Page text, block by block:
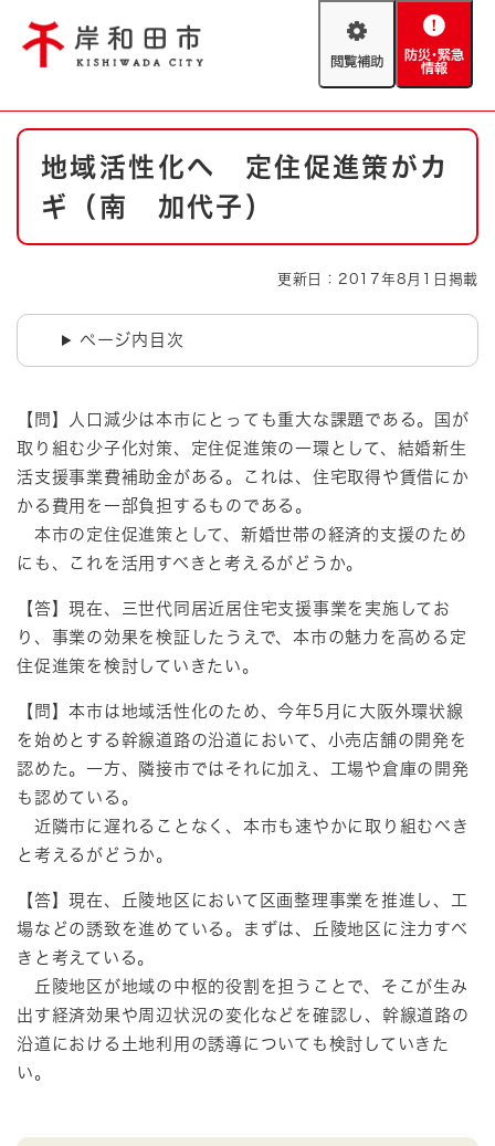
閲
助
防
緊
情
やさしい日本語
防災・緊急情報 救急・消防
ハザードマップ
本
地域活性化へ 定住促進策がカ
ギ（南 加代子）
更新日：2017年8月1日掲載
ページ内目次
【問】人口減少は本市にとっても重大な課題である。国が
取り組む少子化対策、定住促進策の一環として、結婚新生
活支援事業費補助金がある。これは、住宅取得や賃借にか
かる費用を一部負担するものである。
本市の定住促進策として、新婚世帯の経済的支援のため
にも、これを活用すべきと考えるがどうか。
【答】現在、三世代同居近居住宅支援事業を実施してお
り、事業の効果を検証したうえで、本市の魅力を高める定
住促進策を検討していきたい。
【問】本市は地域活性化のため、今年5月に大阪外環状線
を始めとする幹線道路の沿道において、小売店舗の開発を
認めた。一方、隣接市ではそれに加え、工場や倉庫の開発
も認めている。
近隣市に遅れることなく、本市も速やかに取り組むべき
と考えるがどうか。
【答】現在、丘陵地区において区画整理事業を推進し、工
場などの誘致を進めている。まずは、丘陵地区に注力すべ
きと考えている。
丘陵地区が地域の中枢的役割を担うことで、そこが生み
出す経済効果や周辺状況の変化などを確認し、幹線道路の
沿道における土地利用の誘導についても検討していきた
い。